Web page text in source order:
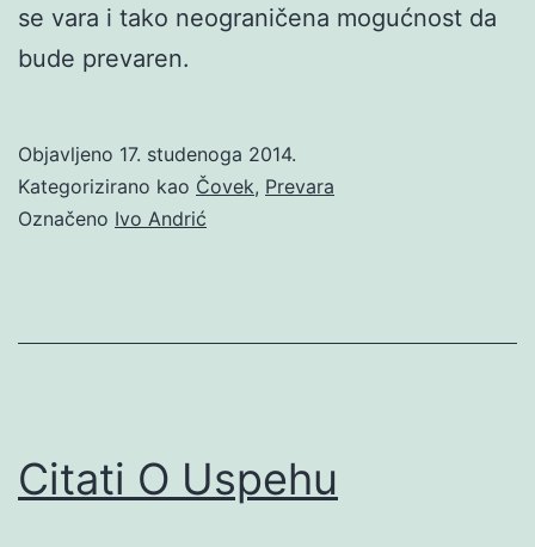
se vara i tako neograničena mogućnost da
bude prevaren.
Objavljeno 17. studenoga 2014.
Kategorizirano kao Čovek, Prevara
Označeno Ivo Andrić
Citati O Uspehu